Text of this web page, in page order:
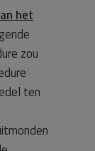
het
zou
ten